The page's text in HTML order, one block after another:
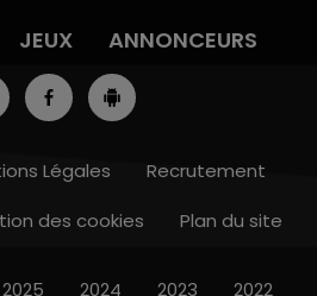
- 16h00
JEUX ANNONCEURS
Légales
Recrutement
des cookies Plan du site
2025 2024 2023 2022